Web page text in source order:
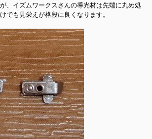
、イズムワークスさんの導光材は先端に丸め処
でも見栄えが格段に良くなります。